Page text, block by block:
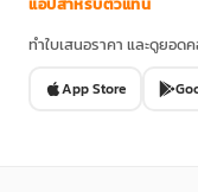
ทำใบเสนอราคา และดูยอด
App Store